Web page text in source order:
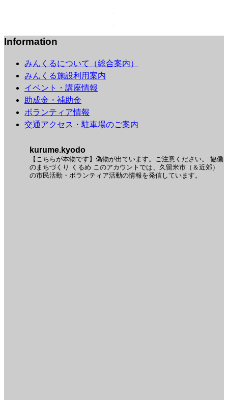
Information
みんくるについて（総合案内）
みんくる施設利用案内
イベント・講座情報
助成金・補助金
ボランティア情報
交通アクセス・駐車場のご案内
kurume.kyodo
【こちらが本物です】偽物が出ています。ご注意ください。
協働
のまちづくり くるめ このアカウントでは、久留米市（＆近郊）
の市民活動・ボランティア活動の情報を発信しています。